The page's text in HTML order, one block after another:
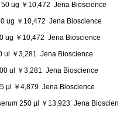
ug ￥10,472 Jena Bioscience
ug ￥10,472 Jena Bioscience
ug ￥10,472 Jena Bioscience
ul ￥3,281 Jena Bioscience
ul ￥3,281 Jena Bioscience
µl ￥4,879 Jena Bioscience
250 µl ￥13,923 Jena Bioscien